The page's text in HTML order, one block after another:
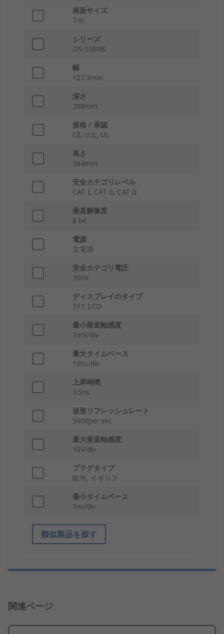
画面サイズ
7 in
シリーズ
DS-1000B
幅
127.3mm
深さ
208mm
規格 / 承認
CE, cUL, UL
高さ
384mm
安全カテゴリレベル
CAT I, CAT 0, CAT II
垂直解像度
8 bit
電源
主電源
安全カテゴリ電圧
300V
ディスプレイのタイプ
TFT LCD
最小垂直軸感度
1mV/div
最大タイムベース
100s/div
上昇時間
3.5ns
波形リフレッシュレート
5000per sec
最大垂直軸感度
10V/div
プラグタイプ
欧州, イギリス
最小タイムベース
5ns/div
類似製品を探す
関連ページ